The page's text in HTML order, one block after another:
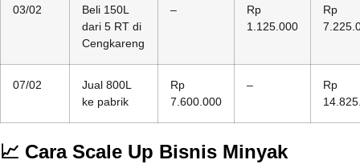
03/02
Beli 150L
dari 5 RT di
Cengkareng
–
Rp
1.125.000
Rp
07/02
Jual 800L
ke pabrik
Rp
7.600.000
–
Rp
📈 Cara Scale Up Bisnis Minyak